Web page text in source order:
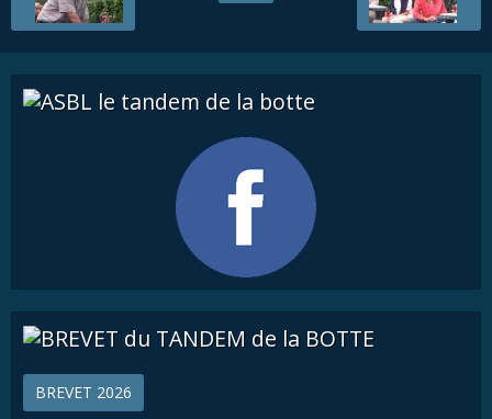
BREVET 2026